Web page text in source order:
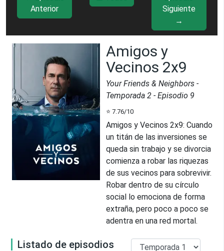
Anterior
Siguiente
→
Amigos y
Vecinos 2x9
Your Friends & Neighbors -
Temporada 2 - Episodio 9
⭐ 7.76/10
Amigos y Vecinos 2x9: Cuando
un titán de las inversiones se
queda sin trabajo y se divorcia
comienza a robar las riquezas
de sus vecinos para sobrevivir.
Robar dentro de su círculo
social lo emociona de forma
extraña, pero poco a poco se
adentra en una red mortal.
Listado de episodios